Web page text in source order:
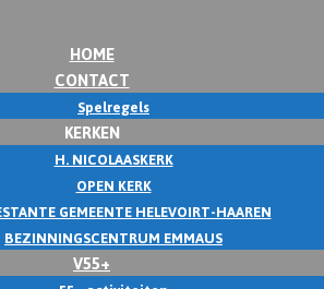
HOME
CONTACT
Spelregels
KERKEN
H. NICOLAASKERK
OPEN KERK
GEMEENTE HELEVOIRT-HAAREN
BEZINNINGSCENTRUM EMMAUS
V55+